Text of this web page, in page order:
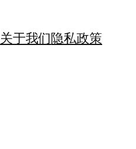
关于我们隐私政策